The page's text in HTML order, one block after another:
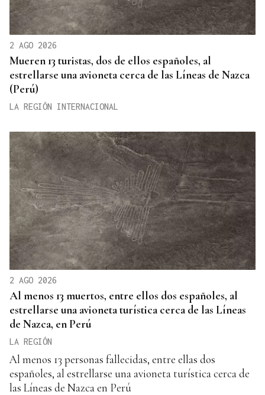
2 AGO 2026
Mueren 13 turistas, dos de ellos españoles, al
estrellarse una avioneta cerca de las Líneas de Nazca
(Perú)
LA REGIÓN INTERNACIONAL
2 AGO 2026
Al menos 13 muertos, entre ellos dos españoles, al
estrellarse una avioneta turística cerca de las Líneas
de Nazca, en Perú
LA REGIÓN
Al menos 13 personas fallecidas, entre ellas dos
españoles, al estrellarse una avioneta turística cerca de
las Líneas de Nazca en Perú